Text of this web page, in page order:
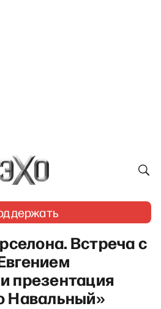
Встреча с
презентация
Навальный»